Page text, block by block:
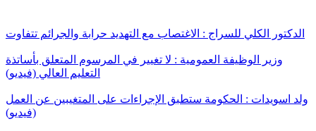
الدكتور الكلي للسراج : الاغتصاب مع التهديد حرابة والجرائم تتفاوت
وزير الوظيفة العمومية : لا تغيير في المرسوم المتعلق بأساتذة
التعليم العالي (فيديو)
ولد اسويدات : الحكومة ستطبق الإجراءات على المتغيبين عن العمل
(فيديو)